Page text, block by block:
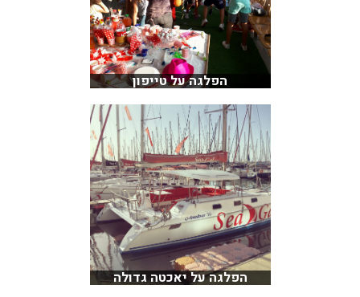
הפלגה על טייפון
הפלגה על יאכטה גדולה